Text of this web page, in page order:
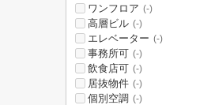
ワンフロア (-)
高層ビル (-)
エレベーター (-)
事務所可 (-)
飲食店可 (-)
居抜物件 (-)
個別空調 (-)